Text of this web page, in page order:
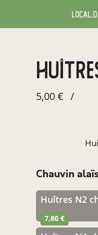
5,00 € /
Chauvin
Huîtres N2
7,80 €